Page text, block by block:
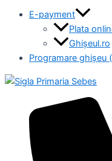
E-payment
Plata
Ghișeul.ro
Programare ghișeu